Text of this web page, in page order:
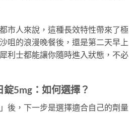
市人來說，這種長效特性帶來了極
咀的浪漫晚餐後，還是第二天早上
利士都能讓你隨時進入狀態，不必
錠5mg：如何選擇？
後，下一步是選擇適合自己的劑量